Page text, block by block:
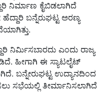
ನಿರ್ಮಾಣ ಕೈಬಿಡಲಾಗಿದೆ
ಬನ್ನೆರುಘಟ್ಟ ಅರಣ್ಯ
ನಿರ್ಮಿಸಬಾರದು ಎಂದು ರಾಜ್ಯ
ಹೀಗಾಗಿ ಈ ಸ್ಯಾಟಲೈಟ್‌
ಬನ್ನೇರುಘಟ್ಟ ಉದ್ಯಾನದಿಂದ
ಸಭೆಯಲ್ಲಿ ತೀರ್ಮಾನಿಸಲಾಗಿದೆ